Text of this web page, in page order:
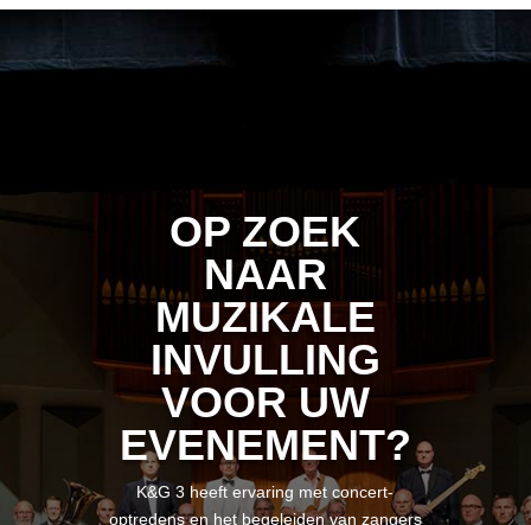
OP ZOEK
NAAR
MUZIKALE
INVULLING
VOOR UW
EVENEMENT?
K&G 3 heeft ervaring met concert-
optredens en het begeleiden van zangers